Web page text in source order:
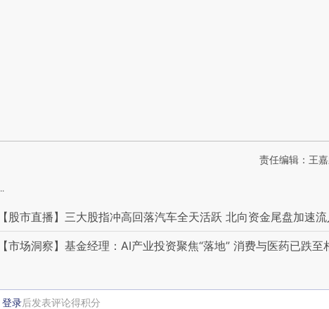
责任编辑：王
股市直播】三大股指冲高回落汽车全天活跃 北向资金尾盘加速流
市场洞察】基金经理：AI产业投资聚焦“落地” 消费与医药已跌至
登录后发表评论得积分